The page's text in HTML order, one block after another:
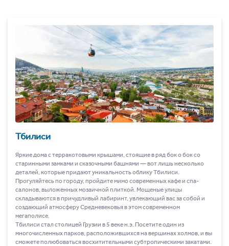
Тбилиси
Яркие дома с терракотовыми крышами, стоящие в ряд бок о бок со
старинными замками и сказочными башнями ― вот лишь несколько
деталей, которые придают уникальность облику Тбилиси.
Прогуляйтесь по городу, пройдите мимо современных кафе и спа-
салонов, выложенных мозаичной плиткой. Мощеные улицы
складываются в причудливый лабиринт, увлекающий вас за собой и
создающий атмосферу Средневековья в этом современном
мегаполисе.
Тбилиси стал столицей Грузии в 5 веке н.э. Посетите один из
многочисленных парков, расположившихся на вершинах холмов, и вы
сможете полюбоваться восхитительными субтропическими закатами.